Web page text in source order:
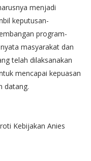
menjadi
keputusan-
program-
masyarakat dan
telah dilaksanakan
mencapai kepuasan
datang.
Kebijakan Anies